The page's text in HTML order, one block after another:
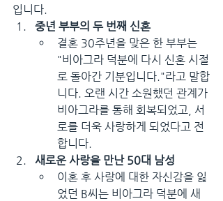
입니다.
중년 부부의 두 번째 신혼
결혼 30주년을 맞은 한 부부는
"비아그라 덕분에 다시 신혼 시절
로 돌아간 기분입니다."라고 말합
니다. 오랜 시간 소원했던 관계가
비아그라를 통해 회복되었고, 서
로를 더욱 사랑하게 되었다고 전
합니다.
새로운 사랑을 만난 50대 남성
이혼 후 사랑에 대한 자신감을 잃
었던 B씨는 비아그라 덕분에 새